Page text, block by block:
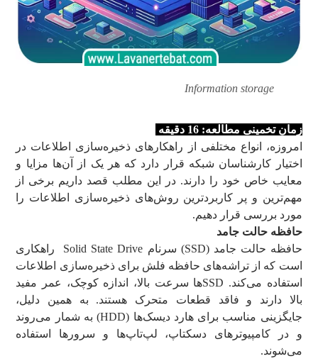
Information storage
زمان تخمینی مطالعه: 16
دقیقه
امروزه، انواع مختلفی از راهکارهای ذخیره‌سازی اطلاعات در
اختیار کارشناسان شبکه قرار دارد که هر یک از آن‌ها مزایا و
معایب خاص خود را دارند. در این مطلب قصد داریم برخی از
مهم‌ترین و پر کاربردترین روش‌های ذخیره‌سازی اطلاعات را
مورد بررسی قرار دهیم.
حافظه حالت جامد
حافظه حالت جامد (SSD) سرنام Solid State Drive راهکاری
است که از تراشه‌های حافظه فلش برای ذخیره‌سازی اطلاعات
استفاده می‌کند. SSDها سرعت بالا، اندازه کوچک، عمر مفید
بالا دارند و فاقد قطعات متحرک هستند. به همین دلیل،
جایگزینی مناسب برای هارد دیسک‌ها (HDD) به شمار می‌روند
و در کامپیوترهای دسکتاپ، لپ‌تاپ‌ها و سرورها استفاده
می‌شوند.